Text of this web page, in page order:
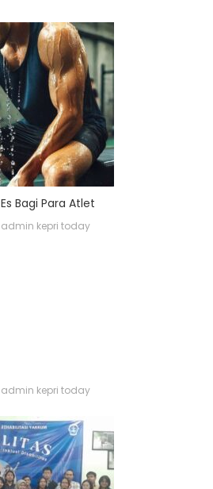
Bagi Para Atlet
admin kepri today
admin kepri today